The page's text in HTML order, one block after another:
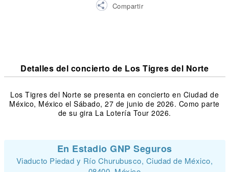
Compartir
Detalles del concierto de Los Tigres del Norte
Los Tigres del Norte se presenta en concierto en Ciudad de
México, México el Sábado, 27 de junio de 2026. Como parte
de su gira La Lotería Tour 2026.
En Estadio GNP Seguros
Viaducto Piedad y Río Churubusco, Ciudad de México,